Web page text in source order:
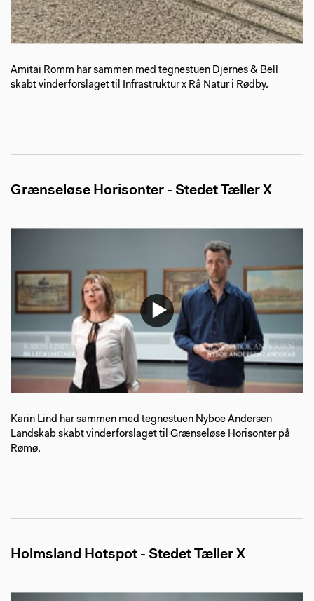
Amitai Romm har sammen med tegnestuen Djernes & Bell
skabt vinderforslaget til Infrastruktur x Rå Natur i Rødby.
Grænseløse Horisonter - Stedet Tæller X
Karin Lind har sammen med tegnestuen Nyboe Andersen
Landskab skabt vinderforslaget til Grænseløse Horisonter på
Rømø.
Holmsland Hotspot - Stedet Tæller X